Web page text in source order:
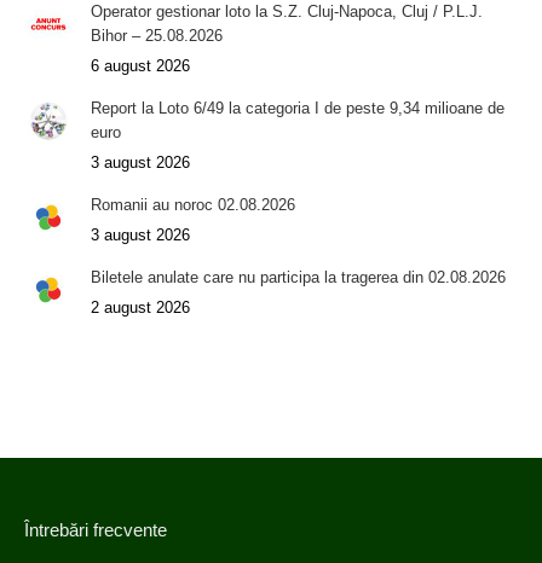
Operator gestionar loto la S.Z. Cluj-Napoca, Cluj / P.L.J.
Bihor – 25.08.2026
6 august 2026
Report la Loto 6/49 la categoria I de peste 9,34 milioane de
euro
3 august 2026
Romanii au noroc 02.08.2026
3 august 2026
Biletele anulate care nu participa la tragerea din 02.08.2026
2 august 2026
Întrebări frecvente